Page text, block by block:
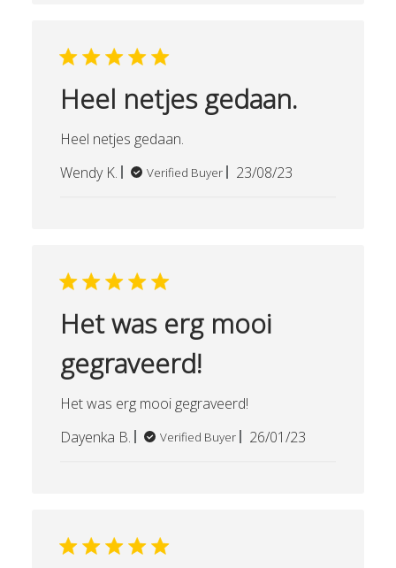
Heel netjes gedaan.
Heel netjes gedaan.
Wendy K.
Verified Buyer
Published
23/08/23
Het was erg mooi
gegraveerd!
Het was erg mooi gegraveerd!
Dayenka B.
Verified Buyer
Published
26/01/23